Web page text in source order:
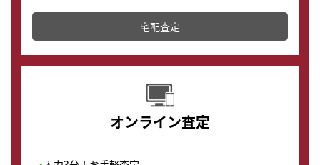
テムです。
配送でも簡単&安全に査定・買取に出すことが可能で
す。
宅配査定
オンライン査定